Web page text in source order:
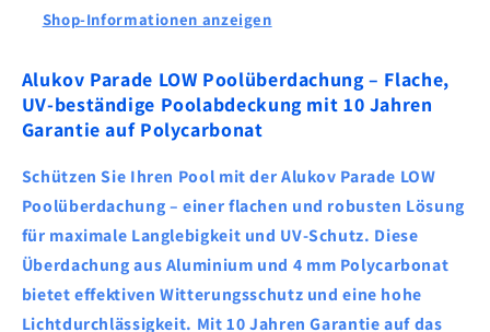
Shop-Informationen anzeigen
Alukov Parade LOW Poolüberdachung – Flache,
UV-beständige Poolabdeckung mit 10 Jahren
Garantie auf Polycarbonat
Schützen Sie Ihren Pool mit derAlukov Parade LOW
Poolüberdachung– einerflachen und robusten Lösung
für maximale Langlebigkeit und UV-Schutz. Diese
Überdachung ausAluminium und 4 mm Polycarbonat
bietet effektivenWitterungsschutz und eine hohe
Lichtdurchlässigkeit. Mit10 Jahren Garantieauf das